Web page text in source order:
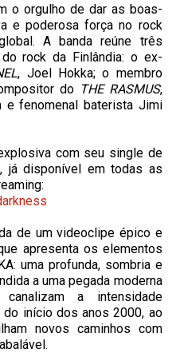
o orgulho de dar as boas-
e poderosa força no rock
A banda reúne três
rock da Finlândia: o ex-
, Joel Hokka; o membro
do THE RASMUS,
e fenomenal baterista Jimi
com seu single de
, já disponível em todas as
de um videoclipe épico e
apresenta os elementos
uma profunda, sombria e
a uma pegada moderna
a intensidade
início dos anos 2000, ao
novos caminhos com